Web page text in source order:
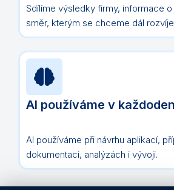
Sdílíme výsledky firmy, informace
směr, kterým se chceme dál
AI používáme v
AI používáme při návrhu aplikací,
dokumentaci, analýzách i vývoji.